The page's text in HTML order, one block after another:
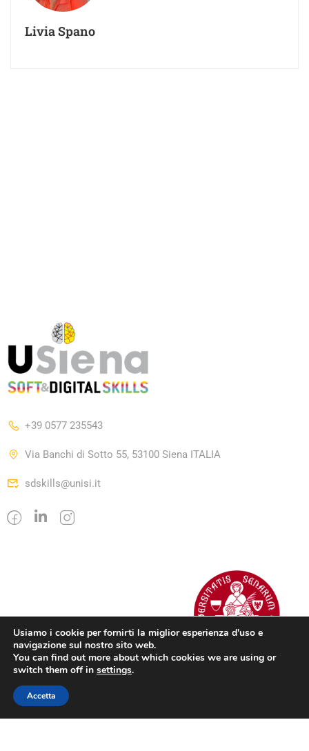
Livia Spano
+39 0577 235543
Via Banchi di Sotto 55, 53100 Siena ITALIA
sdskills@unisi.it
Usiamo i cookie per fornirti la miglior esperienza d'uso e
navigazione sul nostro sito web.
You can find out more about which cookies we are using or
switch them off in settings.
Accetta